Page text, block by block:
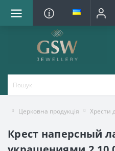
Церковна продукція Хрести
Крест наперсный